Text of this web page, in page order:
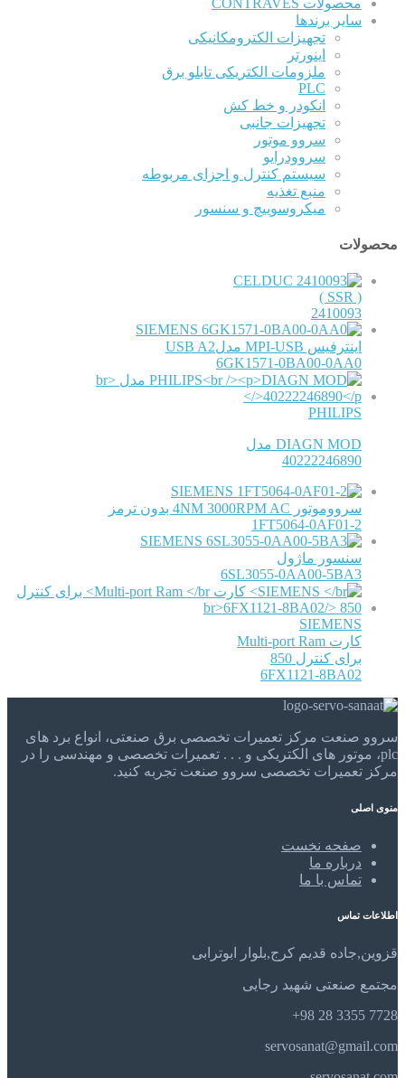
محصولات CONTRAVES
سایر برندها
تجهیزات الکترومکانیکی
اینورتر
ملزومات الکتریکی تابلو برق
PLC
انکودر و خط کش
تجهیزات جانبی
سروو موتور
سروودرایو
سیستم کنترل و اجزای مربوطه
منبع تغذیه
میکروسوییچ و سنسور
محصولات
CELDUC
( SSR )
2410093
SIEMENS
اینترفیس MPI-USB مدلUSB A2
6GK1571-0BA00-0AA0
PHILIPS
DIAGN MOD مدل
40222246890
SIEMENS
سرووموتور 4NM 3000RPM AC بدون ترمز
1FT5064-0AF01-2
SIEMENS
سنسور ماژول
6SL3055-0AA00-5BA3
SIEMENS
کارت Multi-port Ram
برای کنترل 850
6FX1121-8BA02
سروو صنعت مرکز تعمیرات تخصصی برق صنعتی، انواع برد های
plc، موتور های الکتریکی و . . . تعمیرات تخصصی و مهندسی را در
مرکز تعمیرات تخصصی سروو صنعت تجربه کنید.
منوی اصلی
صفحه نخست
درباره ما
تماس با ما
اطلاعات تماس
قزوین,جاده قدیم کرج,بلوار ابوترابی
مجتمع صنعتی شهید رجایی
7728 3355 28 98+
servosanat@gmail.com